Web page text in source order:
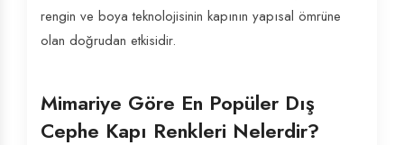
rengin ve boya teknolojisinin kapının yapısal ömrüne
olan doğrudan etkisidir.
Mimariye Göre En Popüler Dış
Cephe Kapı Renkleri Nelerdir?